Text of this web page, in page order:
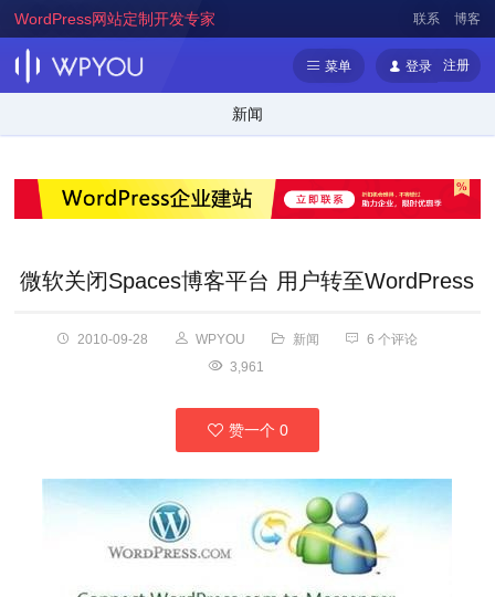
WordPress网站定制开发专家 联系 博客
菜单 登录 注册
新闻
微软关闭Spaces博客平台 用户转至WordPress
2010-09-28 WPYOU 新闻
6 个评论
3,961
赞一个 0